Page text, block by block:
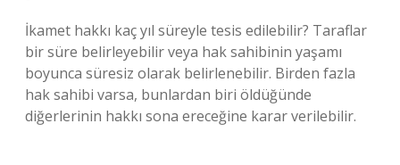
İkamet hakkı kaç yıl süreyle tesis edilebilir? Taraflar
bir süre belirleyebilir veya hak sahibinin yaşamı
boyunca süresiz olarak belirlenebilir. Birden fazla
hak sahibi varsa, bunlardan biri öldüğünde
diğerlerinin hakkı sona ereceğine karar verilebilir.